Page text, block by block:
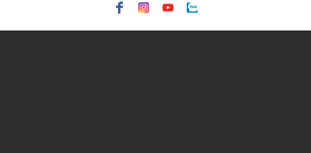
cách phối đồ mùa thu cho nữ
cách phối đồ với chân váy bút chì